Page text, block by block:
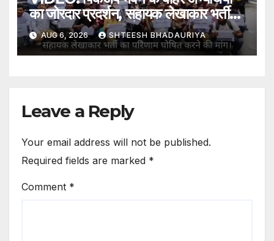
का जोरदार प्रदर्शन, सहायक लेखाकार भर्ती
का परिणाम घोषित करने की मांग
AUG 6, 2026 SHTEESH BHADAURIYA
Leave a Reply
Your email address will not be published.
Required fields are marked *
Comment *